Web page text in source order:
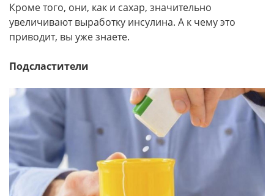
Кроме того, они, как и сахар, значительно
увеличивают выработку инсулина. А к чему это
приводит, вы уже знаете.
Подсластители